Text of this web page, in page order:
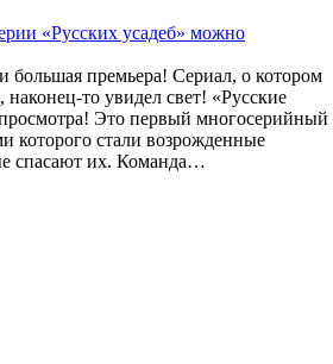
«Русских усадеб» можно
большая премьера! Сериал, о котором
наконец-то увидел свет! «Русские
Это первый многосерийный
которого стали возрожденные
спасают их. Команда…